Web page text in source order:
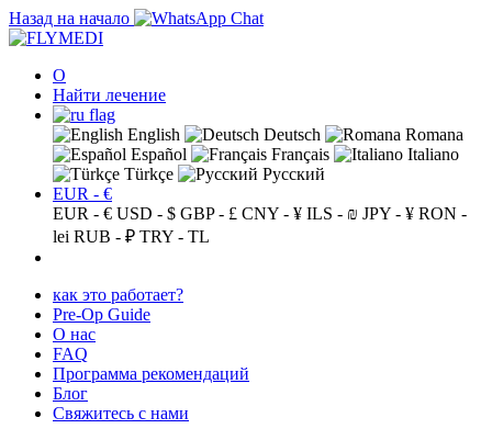
Назад на начало
О
Найти лечение
English Deutsch
Romana
Español
Français
Italiano
Türkçe
Русский
EUR - €
EUR - € USD - $ GBP - £ CNY - ¥ ILS - ₪ JPY - ¥ RON -
lei RUB - ₽ TRY - TL
как это работает?
Pre-Op Guide
О нас
FAQ
Программа рекомендаций
Блог
Свяжитесь с нами